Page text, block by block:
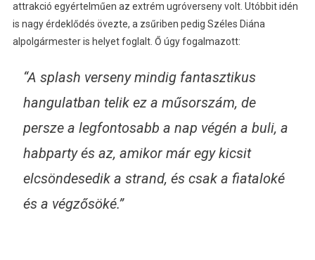
attrakció egyértelműen az extrém ugróverseny volt. Utóbbit idén
is nagy érdeklődés övezte, a zsűriben pedig Széles Diána
alpolgármester is helyet foglalt. Ő úgy fogalmazott:
“A splash verseny mindig fantasztikus
hangulatban telik ez a műsorszám, de
persze a legfontosabb a nap végén a buli, a
habparty és az, amikor már egy kicsit
elcsöndesedik a strand, és csak a fiataloké
és a végzősöké.”